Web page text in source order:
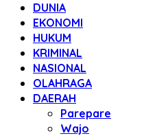
DUNIA
EKONOMI
HUKUM
KRIMINAL
NASIONAL
OLAHRAGA
DAERAH
Parepare
Wajo